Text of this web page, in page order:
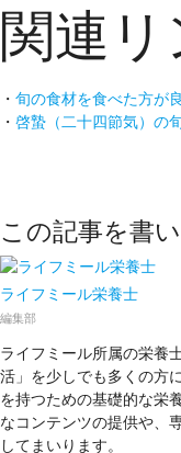
関連リ
・ 旬の食材を食べた方が
・ 啓蟄（二十四節気）の
この記事を書
ライフミール栄養士
編集部
ライフミール所属の栄養
活」を少しでも多くの方
を持つための基礎的な栄
なコンテンツの提供や、
してまいります。